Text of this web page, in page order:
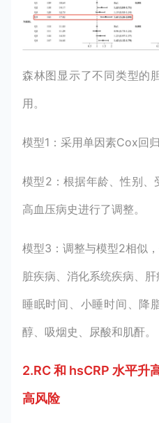
森林图显示了不同类型的
用。
模型1：采用单因素Cox回归
模型2：根据年龄、性别、
高血压病史进行了调整。
模型3：调整与模型2相似
脏疾病、消化系统疾病、
睡眠时间、小睡时间、降
醇、吸烟史、尿酸和肌酐。
2.RC 和 hsCRP 水平升
高风险